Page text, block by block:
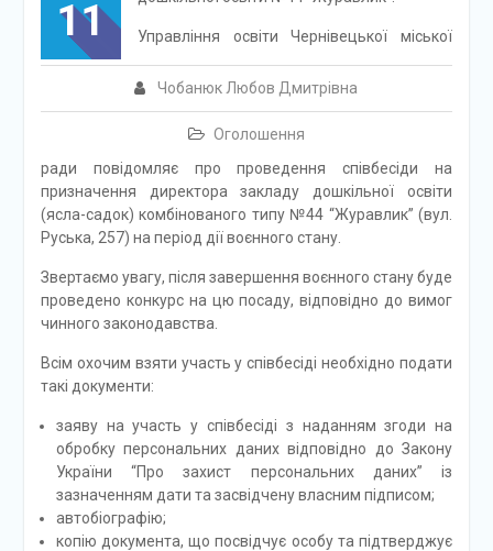
11
Чобанюк Любов Дмитрівна
Оголошення
Управління освіти Чернівецької міської
ради повідомляє про проведення співбесіди на
призначення директора закладу дошкільної освіти
(ясла-садок) комбінованого типу №44 “Журавлик” (вул.
Руська, 257) на період дії воєнного стану.
Звертаємо увагу, після завершення воєнного стану буде
проведено конкурс на цю посаду, відповідно до вимог
чинного законодавства.
Всім охочим взяти участь у співбесіді необхідно подати
такі документи:
заяву на участь у співбесіді з наданням згоди на
обробку персональних даних відповідно до Закону
України “Про захист персональних даних” із
зазначенням дати та засвідчену власним підписом;
автобіографію;
копію документа, що посвідчує особу та підтверджує